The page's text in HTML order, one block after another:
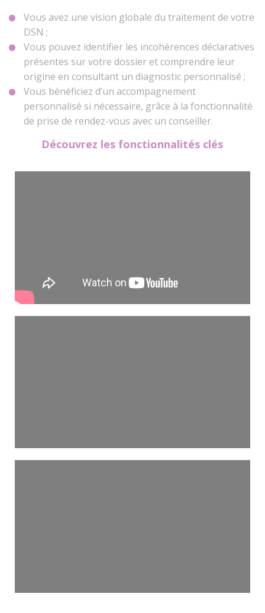
Vous avez une vision globale du traitement de votre
DSN ;
Vous pouvez identifier les incohérences déclaratives
présentes sur votre dossier et comprendre leur
origine en consultant un diagnostic personnalisé ;
Vous bénéficiez d’un accompagnement
personnalisé si nécessaire, grâce à la fonctionnalité
de prise de rendez-vous avec un conseiller.
Découvrez les fonctionnalités clés